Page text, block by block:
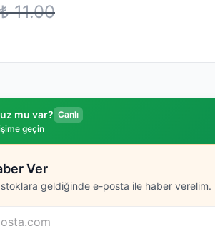
₺ 11.00
mu var? Canlı
geçin
Ver
geldiğinde e-posta ile haber verelim.